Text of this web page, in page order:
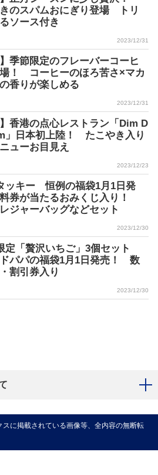
のスパムおにぎり登場 トリ
ソース付き
2023/12/31
】季節限定のフレーバーコーヒ
！ コーヒーのほろ苦さ×マカ
香りが楽しめる
2023/12/31
】香港の点心レストラン「Dim D
」日本初上陸！ たこやき入り
ューお目見え
2023/12/23
ッキー 恒例の福袋1月1日発
券が当たるおみくじ入り！
ジャーバッグなどセット
2023/12/30
定「贅沢いちご」3個セット
パパの福袋1月1日発売！ 数
割引券入り
2023/12/30
に掲載されている画像等、全内容の無断転